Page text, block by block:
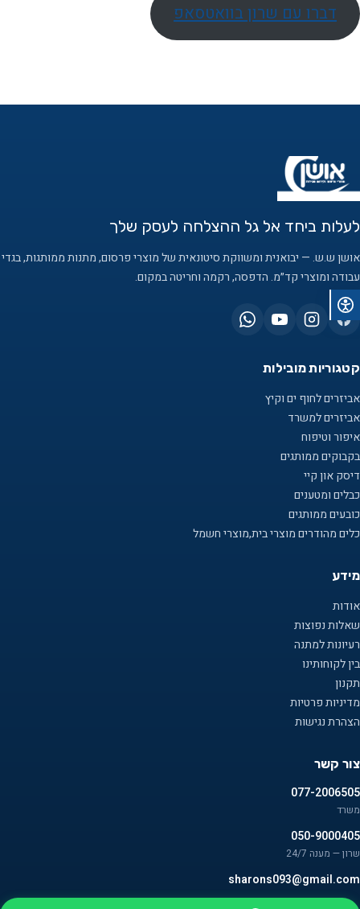
דברו עם שרון בוואטסאפ
לעלות ביחד אל גל ההצלחה לעסק שלך
אושן ש.ש. — יבואנית ומשווקת סיטונאית של מוצרי פרסום, מתנות ממותגות, בגדי
עבודה ומוצרי קד״מ. הדפסה, רקמה וחריטה במקום.
קטגוריות מובילות
אביזרים לחוף ים וקיץ
אביזרים למשרד
איפור וטיפוח
בקבוקים ממותגים
דיסק און קיי
כבלים ומטענים
כובעים ממותגים
כלים מהודרים מוצרי בית,מוצרי חשמל
מידע
אודות
שאלות נפוצות
רעיונות למתנה
בין לקוחותינו
תקנון
מדיניות פרטיות
הצהרת נגישות
צור קשר
077-2006505
משרד
050-9000405
שרון — מענה 24/7
sharons093@gmail.com